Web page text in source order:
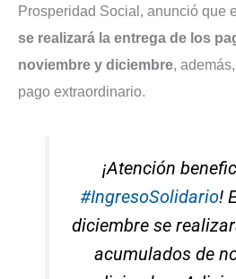
Prosperidad Social, anunció que
se realizará la entrega de los
noviembre y diciembre,
pago extraordinario.
¡Atención
#IngresoSolidario!
diciembre se
acumulados de